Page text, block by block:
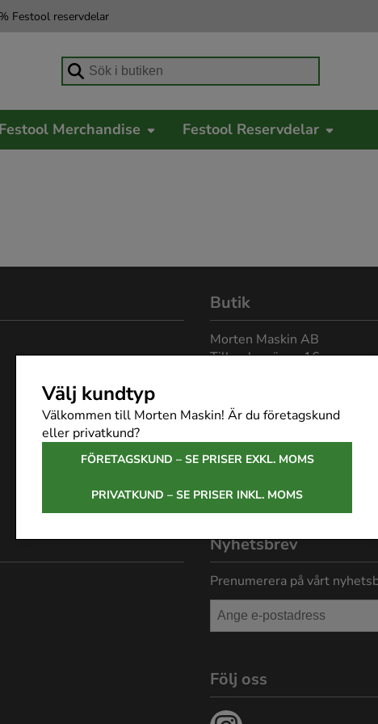
Välj kundtyp
Välkommen till Morten Maskin! Är du företagskund
eller privatkund?
FÖRETAGSKUND – SE PRISER EXKL. MOMS
PRIVATKUND – SE PRISER INKL. MOMS
Festool reservdelar
Börja skriva för att söka
Festool Merchandise Festool Reservdelar
Butik
Morten Maskin AB
Tillverkarvägen 16
E-post:
Butikens öppettider:
Fre: 06:30-16:00
Nyhetsbrev
Prenumerera på vårt
Följ oss